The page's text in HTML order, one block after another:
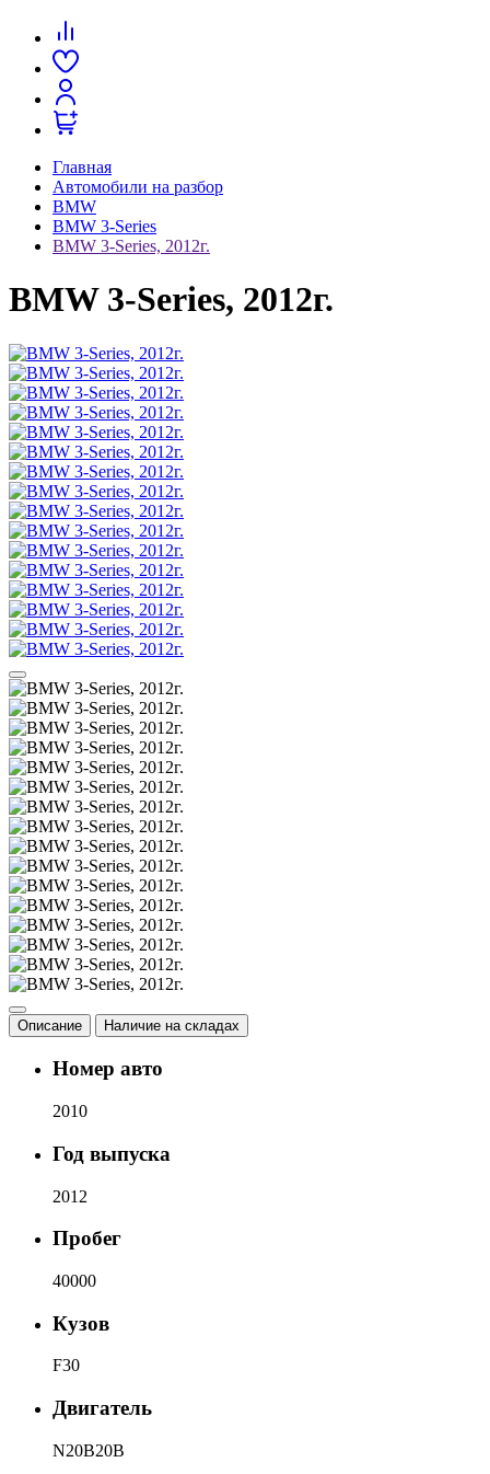
Главная
Автомобили на разбор
BMW
BMW 3-Series
BMW 3-Series, 2012г.
BMW 3-Series, 2012г.
Описание Наличие на складах
Номер авто
2010
Год выпуска
2012
Пробег
40000
Кузов
F30
Двигатель
N20B20B